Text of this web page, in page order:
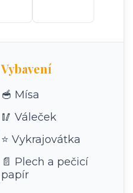
Vybavení
🥣 Mísa
🥢 Váleček
⭐ Vykrajovátka
📄 Plech a pečicí
papír